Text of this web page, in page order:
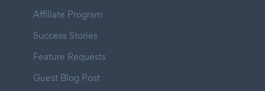
Affiliate Program
Success Stories
Feature Requests
Guest Blog Post